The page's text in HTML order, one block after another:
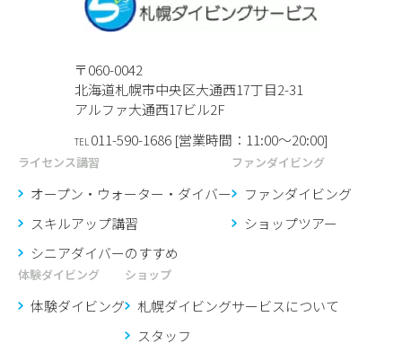
〒060-0042
北海道札幌市中央区大通西17丁目2-31
アルファ大通西17ビル2F
TEL 011-590-1686 [営業時間：11:00〜20:00]
ライセンス講習
オープン・ウォーター・ダイバー
スキルアップ講習
シニアダイバーのすすめ
ファンダイビング
ファンダイビング
ショップツアー
体験ダイビング
体験ダイビング
ショップ
札幌ダイビングサービスについて
スタッフ